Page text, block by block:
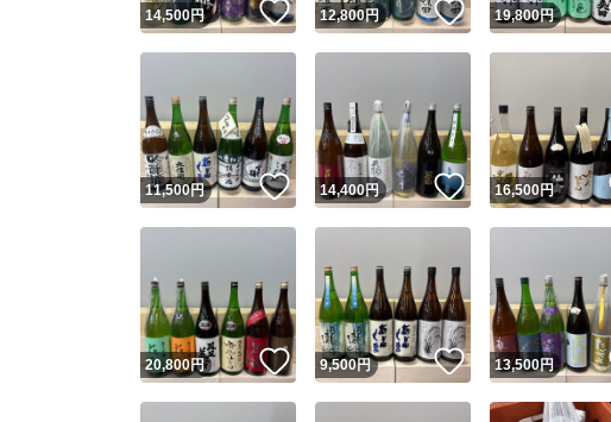
14,500円 いいね！
12,800円 いいね！
19,800円
11,500円 いいね！
14,400円 いいね！
16,500円
20,800円 いいね！
9,500円 いいね！
13,500円